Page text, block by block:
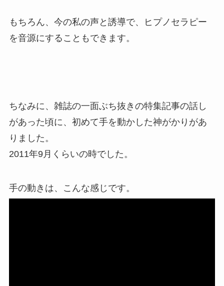
もちろん、今の私の声と誘導で、ヒプノセラピー
を音源にすることもできます。
ちなみに、雑誌の一面ぶち抜きの特集記事の話し
があった頃に、初めて手を動かした神がかりがあ
りました。
2011年9月くらいの時でした。
手の動きは、こんな感じです。